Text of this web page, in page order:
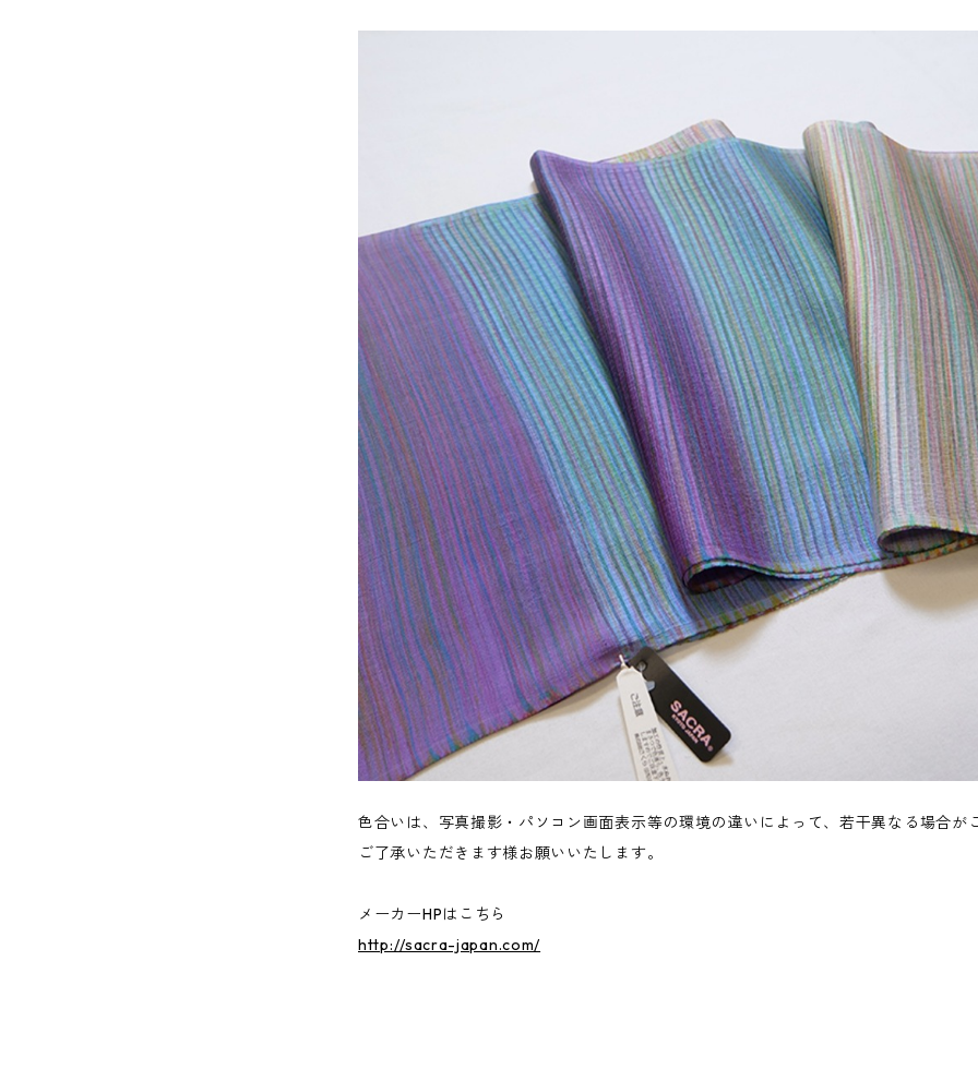
色合いは、写真撮影・パソコン画面表示等の環境の違いによって、若干異なる場合が
ご了承いただきます様お願いいたします。
メーカーHPはこちら
http://sacra-japan.com/